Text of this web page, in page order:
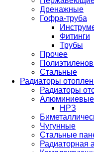
Дренажные
Гофра-труба
Фитинги
Трубы
Прочее
Стальные
Радиаторы
Радиаторы
Алюминиевые
НРЗ
Чугунные
Стальные
Радиаторная